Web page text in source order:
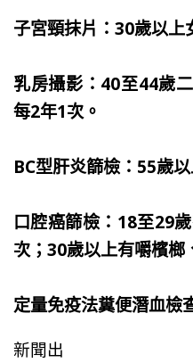
子宮頸抹片：30歲以上
乳房攝影：40至44歲
每2年1次。
BC型肝炎篩檢：55歲
口腔癌篩檢：18至29
次；30歲以上有嚼檳榔
定量免疫法糞便潛血檢
新聞出